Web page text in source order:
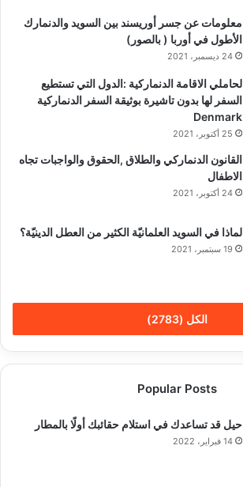
معلومات عن جسر أوريسند بين السويد والدنمارك
الأطول في أوربا ( بالصور)
24 ديسمبر، 2021
لحاملي الاقامة الدنماركية :الدول التي تستطيع
السفر لها بدون تاشيرة بوثيقة السفر الدنماركية
Denmark
25 أكتوبر، 2021
القانون الدنماركي والطلاق ,الحقوق والواجبات تجاه
الاطفال
24 أكتوبر، 2021
لماذا في السويد العلمانيّة الكثير من العطل الدينيّة؟
19 سبتمبر، 2021
الكل (2783)
Popular Posts
حيل قد تساعدك في استلام حقائبك أولًا بالمطار
14 فبراير، 2022